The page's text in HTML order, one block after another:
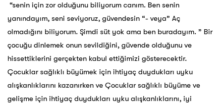
“senin için zor olduğunu biliyorum canım. Ben senin
yanındayım, seni seviyoruz, güvendesin “- veya” Aç
olmadığını biliyorum. Şimdi süt yok ama ben buradayım. ” Bir
çocuğu dinlemek onun sevildiğini, güvende olduğunu ve
hissettiklerini gerçekten kabul ettiğimizi gösterecektir.
Çocuklar sağlıklı büyümek için ihtiyaç duydukları uyku
alışkanlıklarını kazanırken ve Çocuklar sağlıklı büyüme ve
gelişme için ihtiyaç duydukları uyku alışkanlıklarını, iyi